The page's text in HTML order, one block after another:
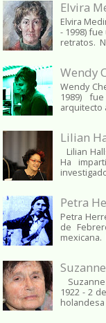
Elvira
Elvira
- 1998)
retratos.
Wendy
Wendy
1989)
arquitecto
Lilian
Lilian
Ha
Petra
Petra
de
mexicana.
1922 - 2